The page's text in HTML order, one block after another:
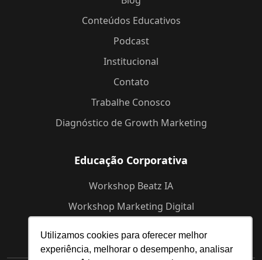
Utilizamos cookies para oferecer melhor
experiência, melhorar o desempenho, analisar
Conteúdos Educativos
Podcast
Institucional
Contato
Trabalhe Conosco
Diagnóstico de Growth Marketing
Educação Corporativa
Workshop Beatz IA
Workshop Marketing Digital